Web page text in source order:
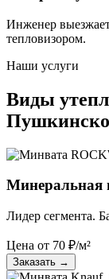
Инженер выезжает
тепловизором.
Наши услуги
Виды
Минеральная
Лидер сегмента.
Цена от 70 ₽/м²
Заказать →